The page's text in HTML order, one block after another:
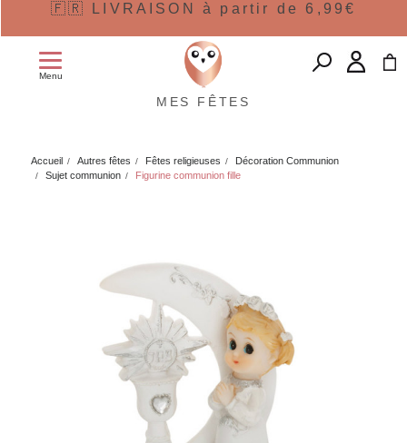
🇫🇷 LIVRAISON à partir de 6,99€
Menu
MES FÊTES
Accueil Autres fêtes Fêtes religieuses
Décoration Communion
Sujet communion
Figurine communion fille